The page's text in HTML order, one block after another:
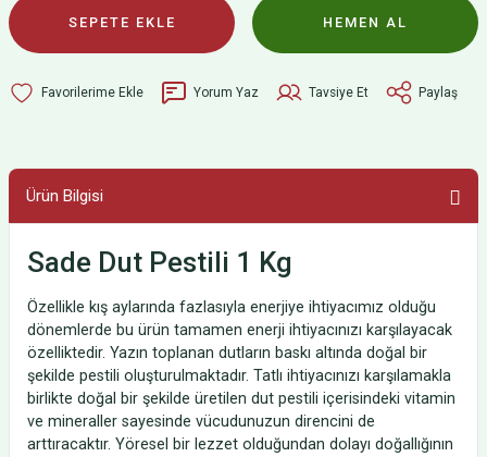
SEPETE EKLE HEMEN AL
Yorum Yaz Tavsiye Et Paylaş
Ürün Bilgisi
Sade Dut Pestili 1 Kg
Özellikle kış aylarında fazlasıyla enerjiye ihtiyacımız olduğu
dönemlerde bu ürün tamamen enerji ihtiyacınızı karşılayacak
özelliktedir. Yazın toplanan dutların baskı altında doğal bir
şekilde pestili oluşturulmaktadır. Tatlı ihtiyacınızı karşılamakla
birlikte doğal bir şekilde üretilen dut pestili içerisindeki vitamin
ve mineraller sayesinde vücudunuzun direncini de
arttıracaktır. Yöresel bir lezzet olduğundan dolayı doğallığının